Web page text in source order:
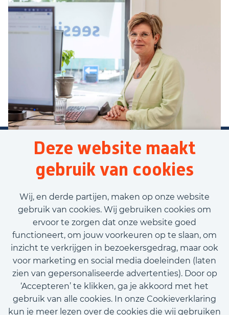
Deze website maakt
gebruik van cookies
Wij, en derde partijen, maken op onze website
gebruik van cookies. Wij gebruiken cookies om
ervoor te zorgen dat onze website goed
functioneert, om jouw voorkeuren op te slaan, om
inzicht te verkrijgen in bezoekersgedrag, maar ook
voor marketing en social media doeleinden (laten
zien van gepersonaliseerde advertenties). Door op
‘Accepteren’ te klikken, ga je akkoord met het
gebruik van alle cookies. In onze Cookieverklaring
kun je meer lezen over de cookies die wij gebruiken